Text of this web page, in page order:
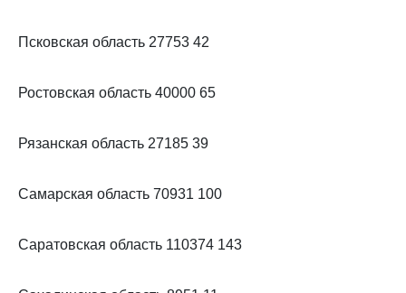
Псковская область 27753 42
Ростовская область 40000 65
Рязанская область 27185 39
Самарская область 70931 100
Саратовская область 110374 143